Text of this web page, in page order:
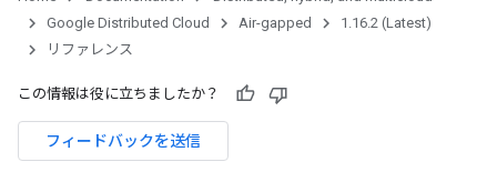
Google Distributed Cloud
Air-gapped
1.16.2 (Latest)
リファレンス
この情報は役に立ちましたか？
フィードバックを送信